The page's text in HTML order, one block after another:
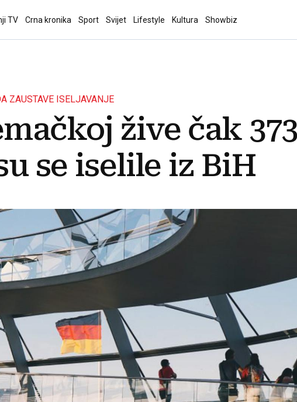
TV Crna kronika Sport Svijet Lifestyle Kultura Showbiz
ZAUSTAVE ISELJAVANJE
žive čak
se iselile iz BiH